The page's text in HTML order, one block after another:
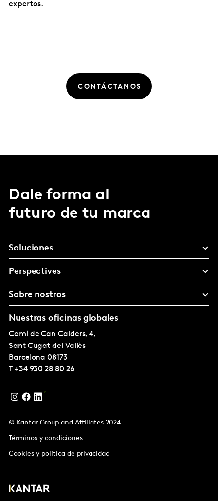
expertos.
CONTÁCTANOS
Dale forma al
futuro de tu marca
Soluciones
Perspectives
Sobre nostros
Nuestras oficinas globales
Camí de Can Calders, 4,
Sant Cugat del Vallès
Barcelona 08173
T +34 930 28 80 26
© Kantar Group and Affiliates 2024
Términos y condiciones
Cookies y política de privacidad